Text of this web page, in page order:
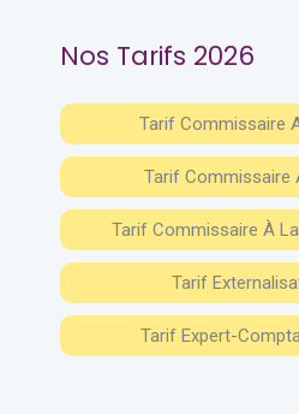
Nos Tarifs 2026
Tarif Commissaire
Tarif Commissaire
Tarif Commissaire À
Tarif
Tarif Expert-